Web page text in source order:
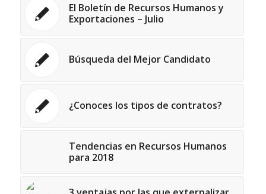
El Boletín de Recursos Humanos y
Exportaciones – Julio
Búsqueda del Mejor Candidato
¿Conoces los tipos de contratos?
Tendencias en Recursos Humanos
para 2018